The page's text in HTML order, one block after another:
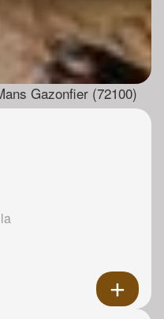
Gazonfier (72100)